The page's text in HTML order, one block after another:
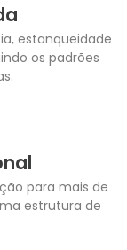
estanqueidade
os padrões
para mais de
estrutura de